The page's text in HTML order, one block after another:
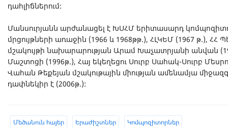
դահլիճներում:
Մանսուրյանն արժանացել է ԽՍՀՄ երիտասարդ
մրցույթների առաջին (1966 և 1968թթ.), ՀԼԿԵՄ (1967 թ.), ՀՀ
մշակույթի նախարարության Արամ Խաչատրյանի անվան
Մաշտոցի (1996թ.), Հայ եկեղեցու Սուրբ Սահակ-Սուրբ
Վահան Թեքեյան մշակութային միության ամենամյա
դափնեկիր է (2006թ.):
Մեծանուն հայեր Երաժիշտներ Կոմպոզիտորներ